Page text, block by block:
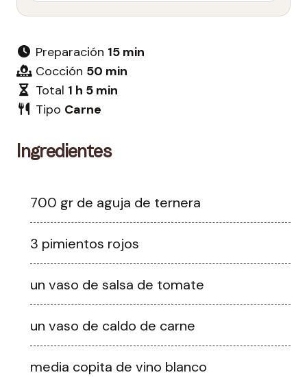
Preparación 15 min
Cocción 50 min
Total 1 h 5 min
Tipo Carne
Ingredientes
700 gr de aguja de ternera
3 pimientos rojos
un vaso de salsa de tomate
un vaso de caldo de carne
media copita de vino blanco